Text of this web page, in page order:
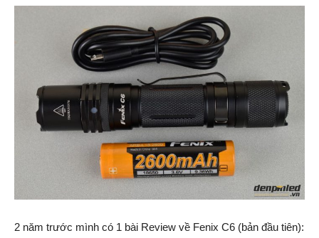
2 năm trước mình có 1 bài Review về Fenix C6 (bản đầu tiên):